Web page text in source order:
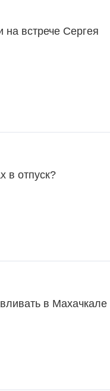
на встрече Сергея
в отпуск?
в Махачкале